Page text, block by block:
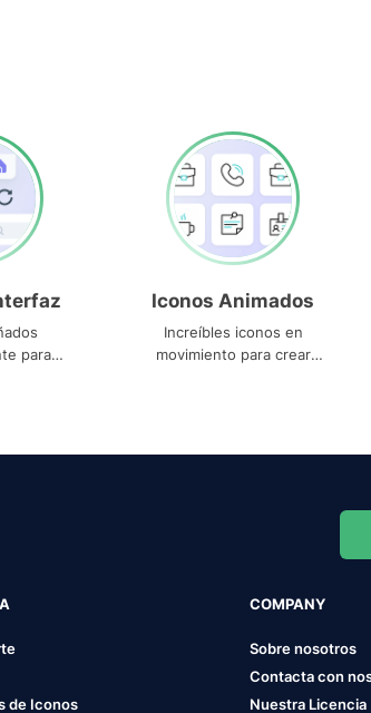
para
Iconos Animados
Increíbles iconos en
movimiento para crear
de Iconos
COMPANY
Sobre nosotros
Contacta con
Nuestra Licencia